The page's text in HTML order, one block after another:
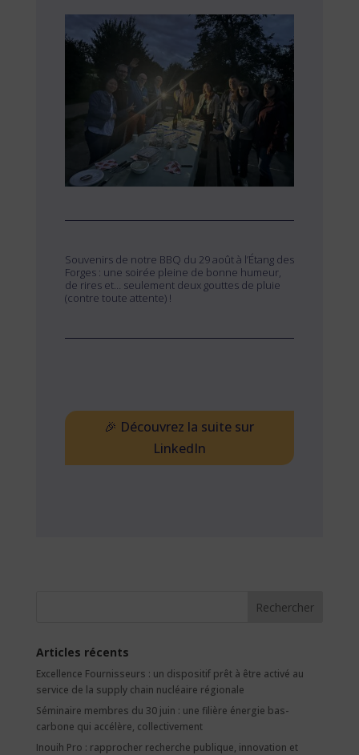
Souvenirs de notre BBQ du 29 août à l’Étang des
Forges : une soirée pleine de bonne humeur,
de rires et… seulement deux gouttes de pluie
(contre toute attente) !
🎉 Découvrez la suite sur
LinkedIn
Rechercher
Articles récents
Excellence Fournisseurs : un dispositif prêt à être activé au
service de la supply chain nucléaire régionale
Séminaire membres du 30 juin : une filière énergie bas-
carbone qui accélère, collectivement
Inouih Pro : rapprocher recherche publique, innovation et